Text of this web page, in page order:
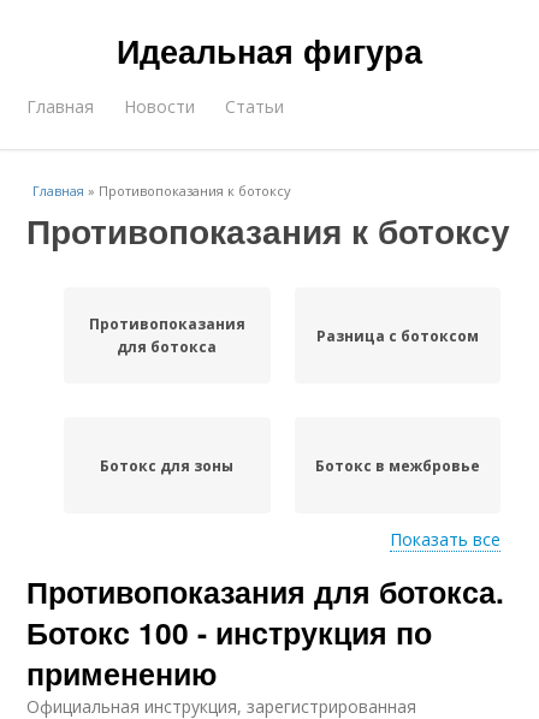
Идеальная фигура
Главная Новости Статьи
Главная » Противопоказания к ботоксу
Противопоказания к ботоксу
Противопоказания
для ботокса
Разница с ботоксом
Ботокс для зоны Ботокс в межбровье
Ботокс в лоб
Показать все
Противопоказания для ботокса.
Ботокс 100 - инструкция по
применению
Официальная инструкция, зарегистрированная